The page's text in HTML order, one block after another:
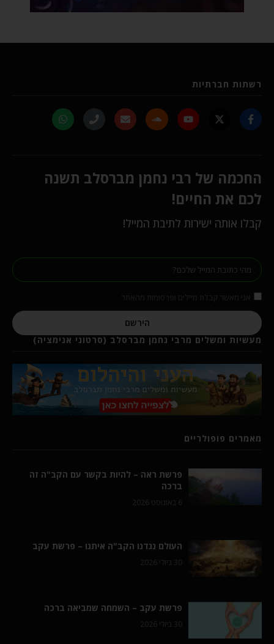
רשתות חברתיות
החכמה של רבי נחמן מברסלב תשנה
לכם את החיים!
קבלו אותה ישירות לתיבת המייל!
הירשם
מעשיות ומשלים מרבי נחמן מברסלב (סרטוני אנימציה)
מאמרים פופולריים
פרשת ראה – להיות בקשר עם הקב"ה זה
ברכה
6 באוגוסט 2026
העולם נגדנו הקב"ה איתנו – פרשת עקב
30 ביולי 2026
פרשת עקב – השמחה שמביאה ברכה
30 ביולי 2026